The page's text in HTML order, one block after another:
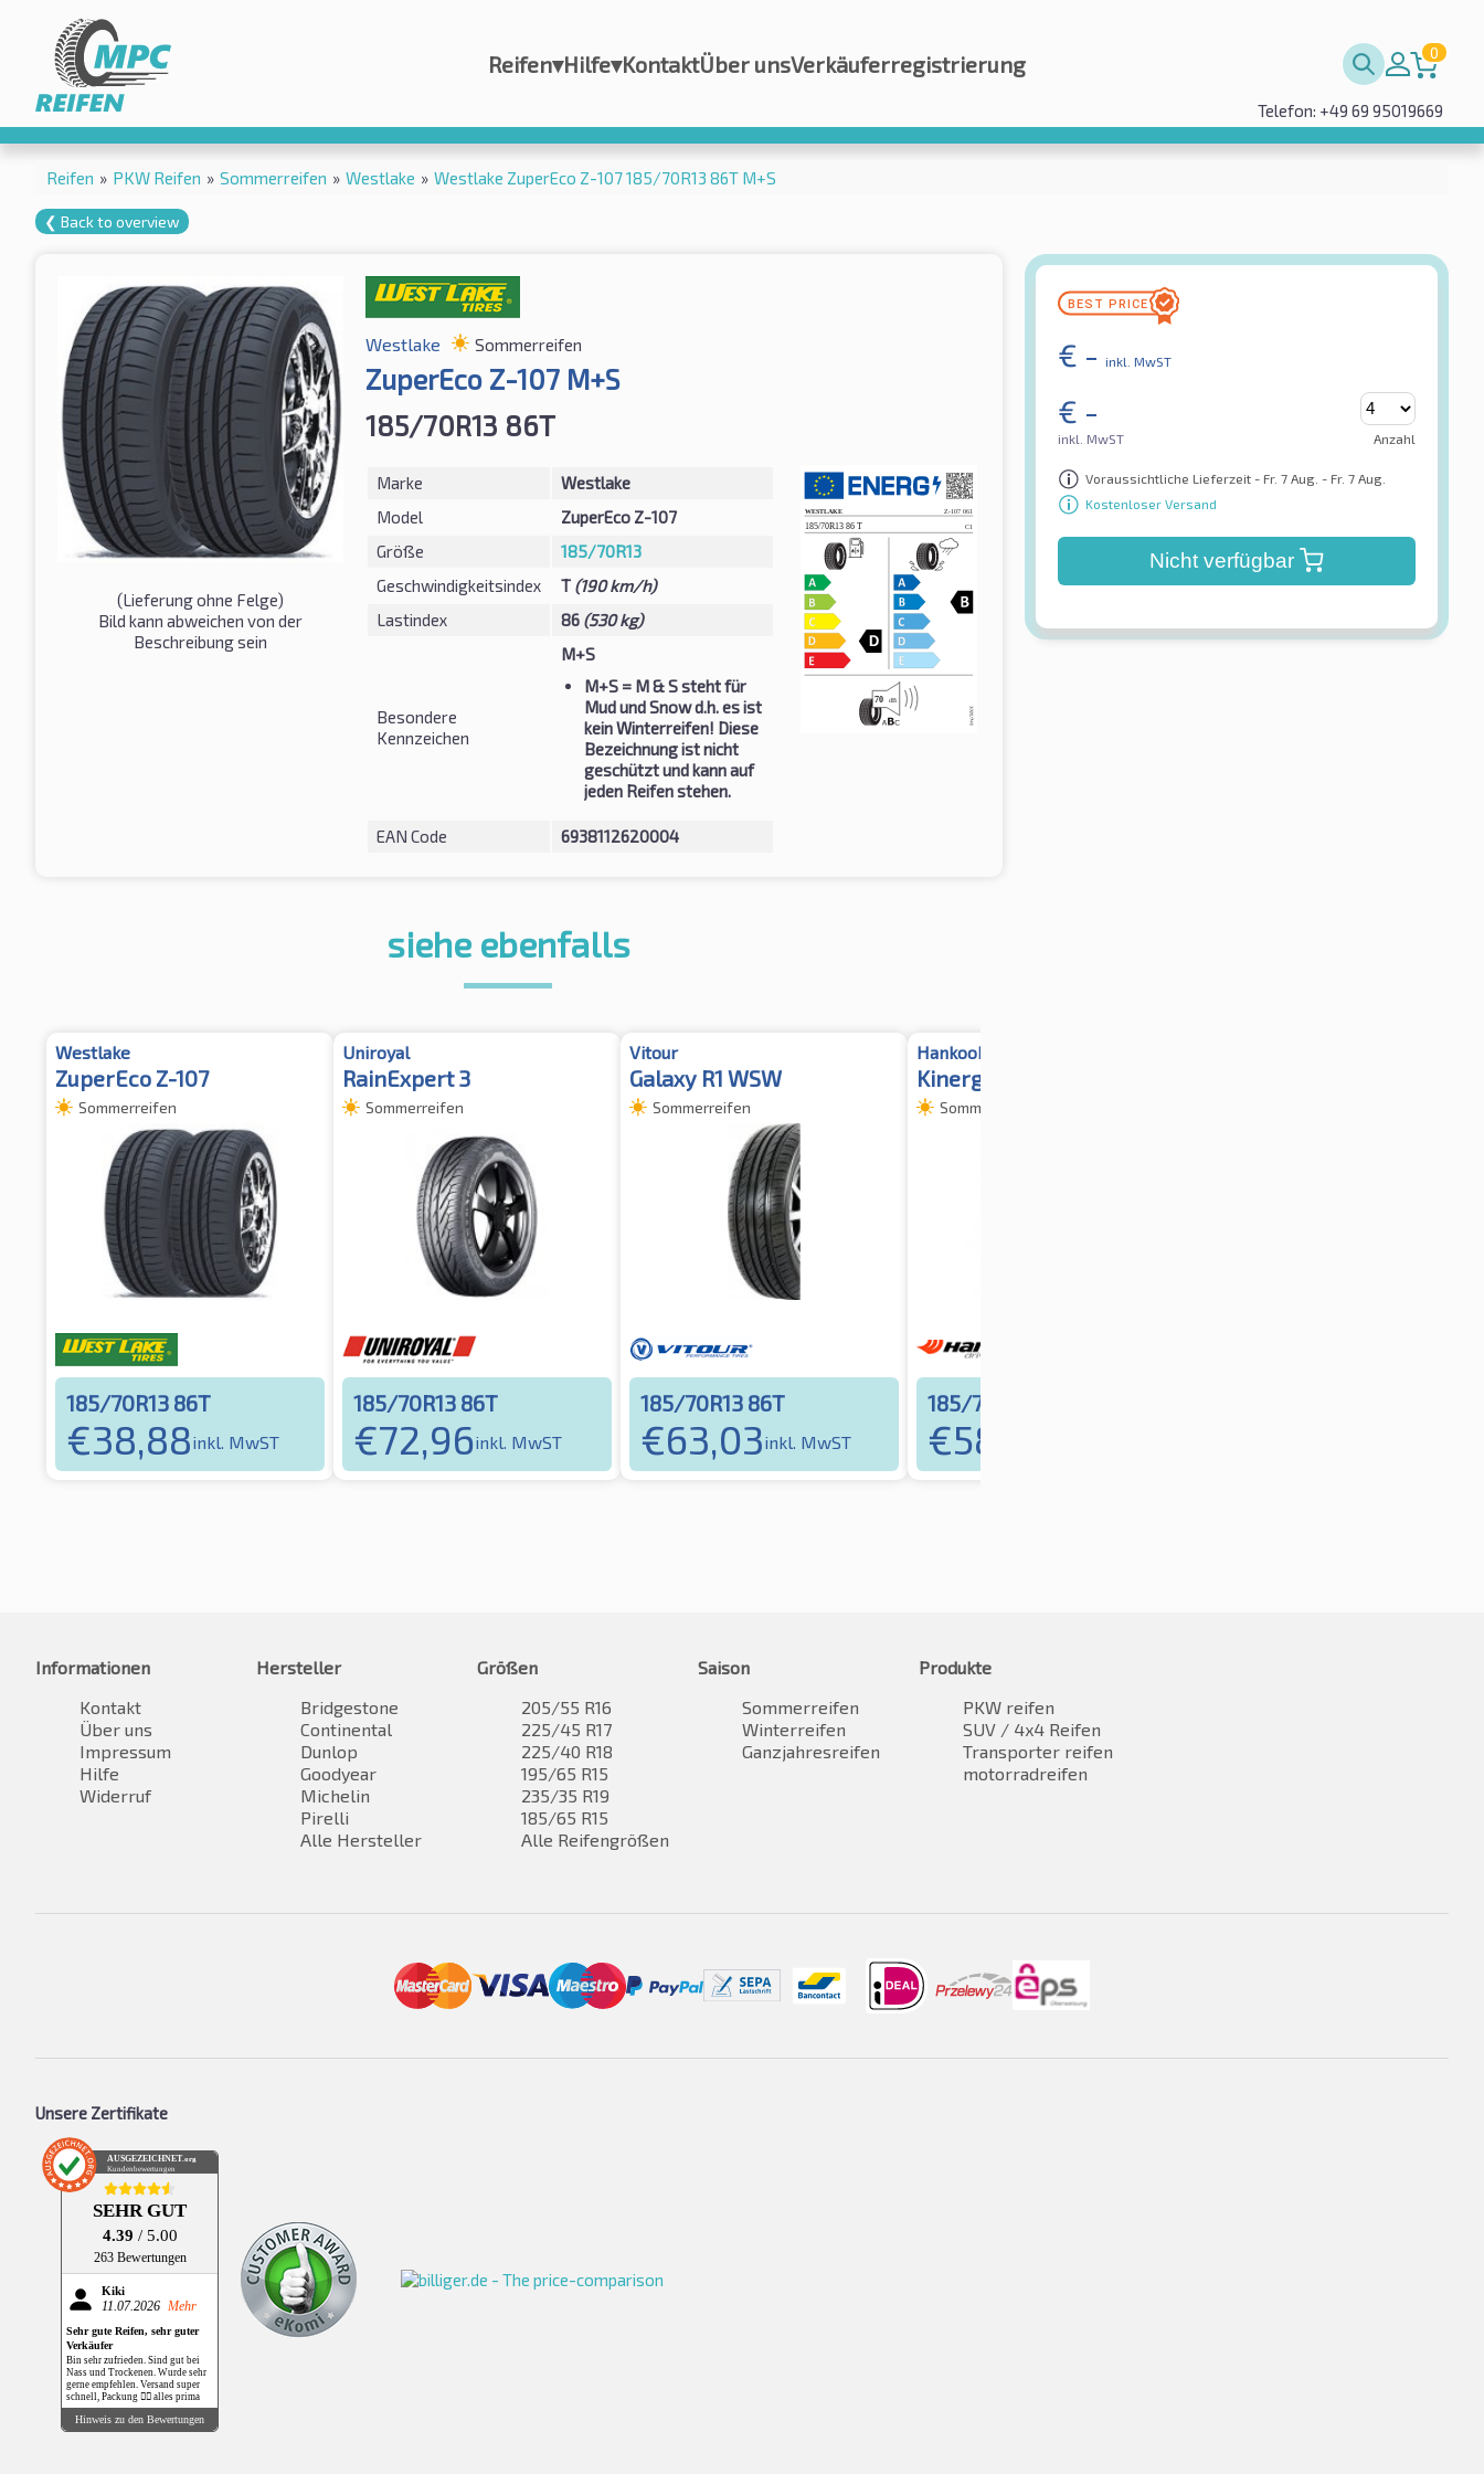
Reifen▾Hilfe▾KontaktÜber unsVerkäuferregistrierung 0
Telefon: +49 69 95019669
Reifen » PKW Reifen » Sommerreifen » Westlake » Westlake ZuperEco Z-107 185/70R13 86T M+S
❮ Back to overview
(Lieferung ohne Felge)
Bild kann abweichen von der
Beschreibung sein
Westlake Sommerreifen
ZuperEco Z-107 M+S
185/70R13 86T
Marke
Westlake
Model
ZuperEco Z-107
Größe
185/70R13
Geschwindigkeitsindex
T (190 km/h)
Lastindex
86 (530 kg)
Besondere
Kennzeichen
M+S
M+S= M & S steht für
Mud und Snow d.h. es ist
kein Winterreifen! Diese
Bezeichnung ist nicht
geschützt und kann auf
jeden Reifen stehen.
EAN Code 6938112620004
€ - inkl. MwST
€ -
inkl. MwST Anzahl
Voraussichtliche Lieferzeit - Fr. 7 Aug. - Fr. 7 Aug.
Kostenloser Versand
Nicht verfügbar
siehe ebenfalls
Westlake
ZuperEco Z-107
Sommerreifen
185/70R13 86T
€38,88inkl. MwST
Uniroyal
RainExpert 3
Sommerreifen
185/70R13 86T
€72,96inkl. MwST
Vitour
Galaxy R1 WSW
Sommerreifen
185/70R13 86T
€63,03inkl. MwST
Hankook
Kinergy Eco 2 (K435)
Sommerreifen
185/70R13 86T
€58,88
Informationen
Kontakt
Über uns
Impressum
Hilfe
Widerruf
Hersteller
Bridgestone
Continental
Dunlop
Goodyear
Michelin
Pirelli
Alle Hersteller
Größen
205/55 R16
225/45 R17
225/40 R18
195/65 R15
235/35 R19
185/65 R15
Alle Reifengrößen
Saison
Sommerreifen
Winterreifen
Ganzjahresreifen
Produkte
PKW reifen
SUV / 4x4 Reifen
Transporter reifen
motorradreifen
Unsere Zertifikate
AUSGEZEICHNET.org
Kundenbewertungen
SEHR GUT
4.39 / 5.00
263 Bewertungen
Kiki
11.07.2026 Mehr
Sehr gute Reifen, sehr guter
Verkäufer
Bin sehr zufrieden. Sind gut bei
Nass und Trockenen. Wurde sehr
gerne empfehlen. Versand super
schnell, Packung 👌🏻 alles prima
Hinweis zu den Bewertungen